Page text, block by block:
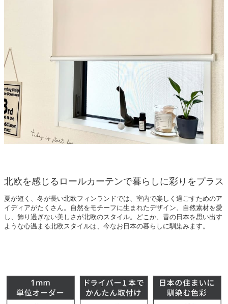
北欧を感じるロールカーテンで暮らしに彩りをプラス
夏が短く、冬が長い北欧フィンランドでは、室内で楽しく過ごすためのア
イディアがたくさん。自然をモチーフに生まれたデザイン、自然素材を愛
し、飾り過ぎない美しさが北欧のスタイル。どこか、昔の日本を思い出す
ような心温まる北欧スタイルは、今なお日本の暮らしに馴染みます。